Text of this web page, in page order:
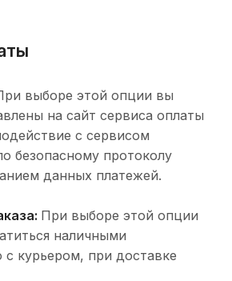
выборе этой опции вы
на сайт сервиса оплаты
с сервисом
безопасному протоколу
данных платежей.
При выборе этой опции
наличными
с курьером, при доставке